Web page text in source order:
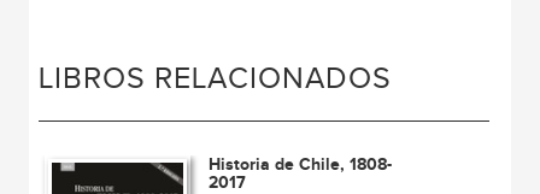
LIBROS RELACIONADOS
Historia de Chile, 1808-
2017